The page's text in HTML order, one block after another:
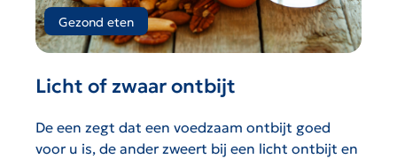
Gezond eten
Licht of zwaar ontbijt
De een zegt dat een voedzaam ontbijt goed
voor u is, de ander zweert bij een licht ontbijt en